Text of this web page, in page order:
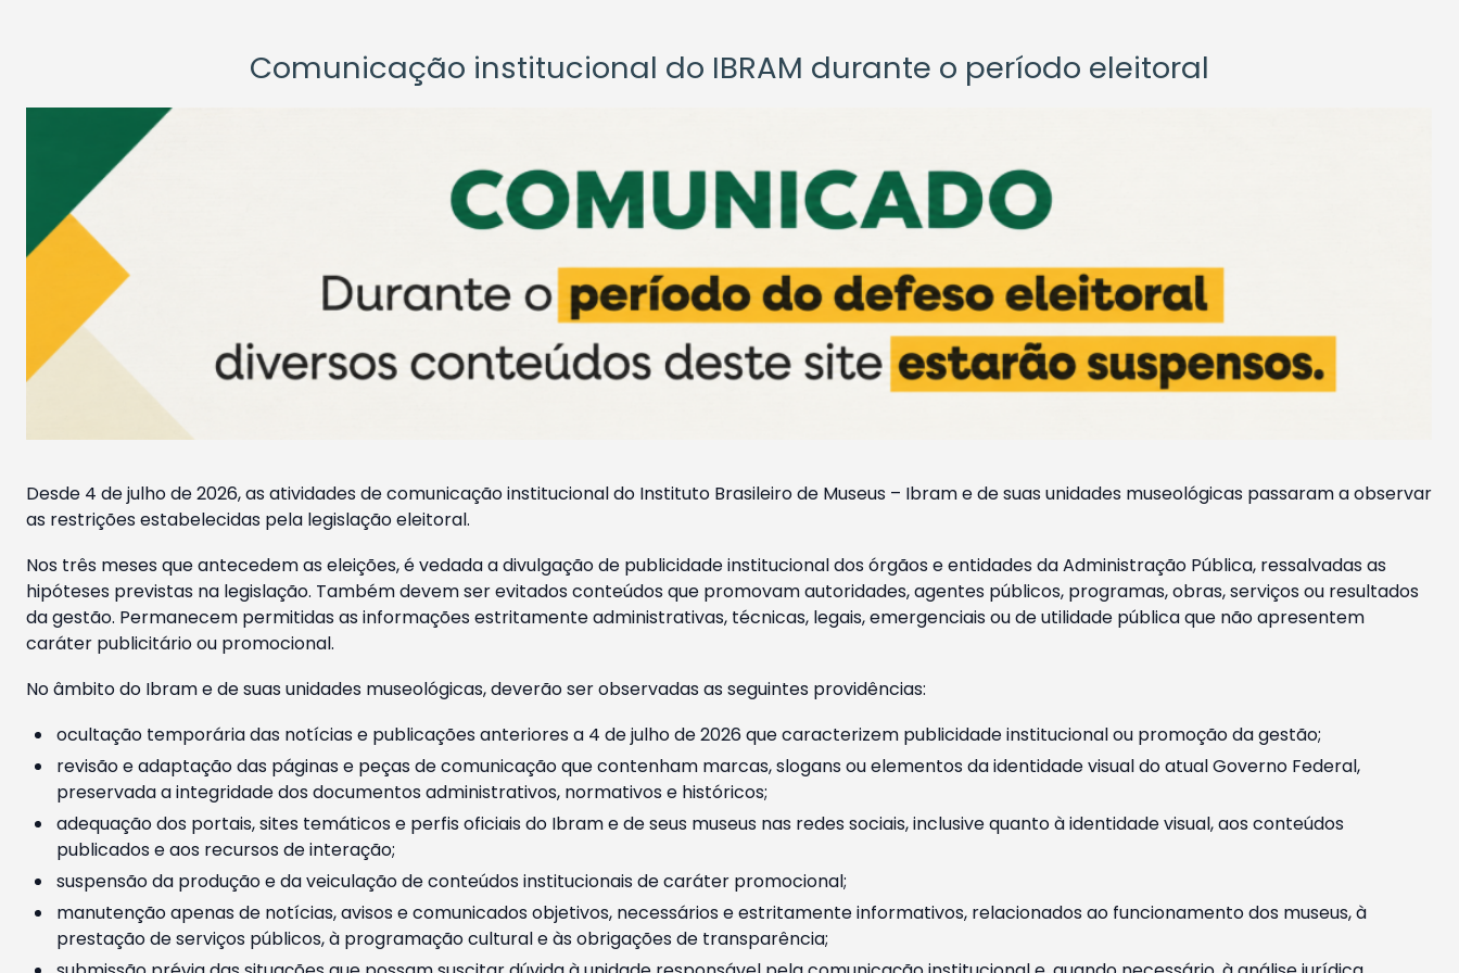
Comunicação institucional do IBRAM durante o período eleitoral
Desde 4 de julho de 2026, as atividades de comunicação institucional do Instituto Brasileiro de Museus – Ibram e de suas unidades museológicas passaram a observar
as restrições estabelecidas pela legislação eleitoral.
Nos três meses que antecedem as eleições, é vedada a divulgação de publicidade institucional dos órgãos e entidades da Administração Pública, ressalvadas as
hipóteses previstas na legislação. Também devem ser evitados conteúdos que promovam autoridades, agentes públicos, programas, obras, serviços ou resultados
da gestão. Permanecem permitidas as informações estritamente administrativas, técnicas, legais, emergenciais ou de utilidade pública que não apresentem
caráter publicitário ou promocional.
No âmbito do Ibram e de suas unidades museológicas, deverão ser observadas as seguintes providências:
ocultação temporária das notícias e publicações anteriores a 4 de julho de 2026 que caracterizem publicidade institucional ou promoção da gestão;
revisão e adaptação das páginas e peças de comunicação que contenham marcas, slogans ou elementos da identidade visual do atual Governo Federal,
preservada a integridade dos documentos administrativos, normativos e históricos;
adequação dos portais, sites temáticos e perfis oficiais do Ibram e de seus museus nas redes sociais, inclusive quanto à identidade visual, aos conteúdos
publicados e aos recursos de interação;
suspensão da produção e da veiculação de conteúdos institucionais de caráter promocional;
manutenção apenas de notícias, avisos e comunicados objetivos, necessários e estritamente informativos, relacionados ao funcionamento dos museus, à
prestação de serviços públicos, à programação cultural e às obrigações de transparência;